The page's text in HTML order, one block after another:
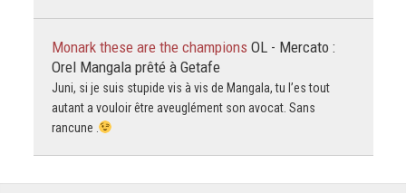
Monark these are the champions OL - Mercato :
Orel Mangala prêté à Getafe
Juni, si je suis stupide vis à vis de Mangala, tu l’es tout
autant a vouloir être aveuglément son avocat. Sans
rancune .